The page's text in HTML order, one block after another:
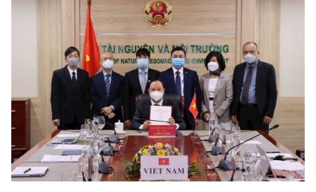
Lịch sử phát triển
Sở Khoa học và Công nghệ
Đổi mới sáng tạo
Chuyển đổi số
Bưu chính, Viễn thông
Sở hữu trí tuệ
Tiêu chuẩn, đo lường, chất lượng
Hệ thống văn bản
Văn bản QPPL
Văn bản chỉ đạo điều hành
Lấy ý kiến người dân về dự thảo VBQPPL
THỐNG KÊ
Khoa học và Công nghệ
Đổi mới sáng tạo
Chuyển đổi số
Multimedia
THƯ ĐIỆN TỬ
Khác